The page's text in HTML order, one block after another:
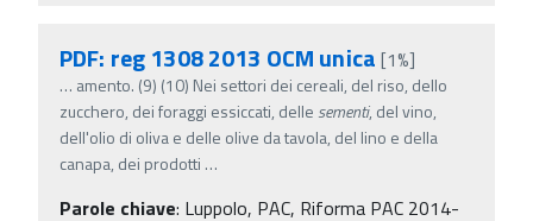
PDF: reg 1308 2013 OCM unica [1%]
… amento. (9) (10) Nei settori dei cereali, del riso, dello
zucchero, dei foraggi essiccati, delle sementi, del vino,
dell'olio di oliva e delle olive da tavola, del lino e della
canapa, dei prodotti …
Parole chiave: Luppolo, PAC, Riforma PAC 2014-